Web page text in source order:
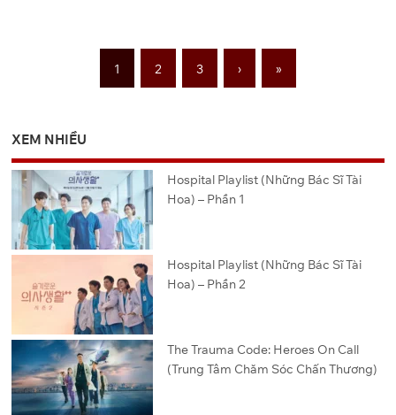
1 2 3 › »
XEM NHIỀU
Hospital Playlist (Những Bác Sĩ Tài
Hoa) – Phần 1
Hospital Playlist (Những Bác Sĩ Tài
Hoa) – Phần 2
The Trauma Code: Heroes On Call
(Trung Tâm Chăm Sóc Chấn Thương)